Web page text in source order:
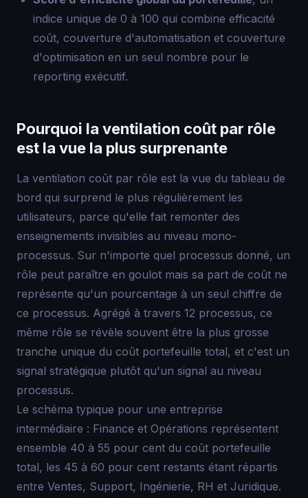
indice unique de 0 à 100 qui combine efficacité
coût, couverture d'automatisation et couverture
d'optimisation en un seul nombre pour le
reporting exécutif.
Pourquoi la ventilation coût par rôle
est la vue la plus surprenante
La ventilation coût par rôle est la vue du tableau de
bord qui surprend le plus régulièrement les
utilisateurs, parce qu'elle fait remonter des
enseignements invisibles au niveau mono-
processus. Sur n'importe quel processus donné, un
rôle peut paraître en goulot mais sa part de coût ne
représente qu'un pourcentage à un seul chiffre de
ce processus. Agrégé à travers 12 processus, ce
même rôle se révèle souvent être la plus grosse
tranche unique du coût portefeuille total, et c'est un
signal stratégique plutôt qu'un signal au niveau
processus.
Le schéma typique pour une entreprise
intermédiaire : Finance et Opérations représentent
ensemble 40 à 55 pour cent du coût portefeuille
total, les 45 à 60 pour cent restants étant répartis
entre Ventes, Support, Ingénierie, RH et Juridique.